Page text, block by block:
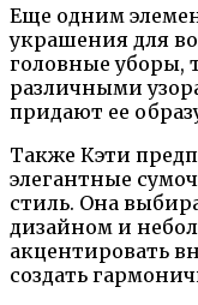
Еще одним
украшения для
головные уборы,
различными
придают ее
Также Кэти
элегантные
стиль. Она
дизайном и
акцентировать
создать